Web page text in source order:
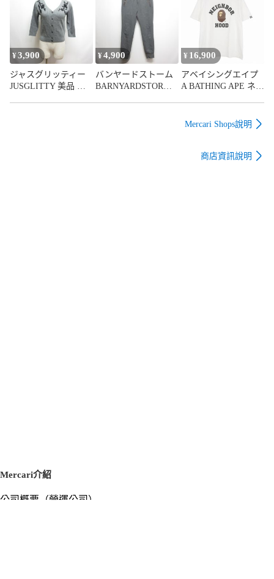
ジッパーフライ バッ
クゴム
ーフライ バックゴム
ーフライ バックゴム
¥3,900
ジャスグリッティー
JUSGLITTY 美品 ビ
¥4,900
バンヤードストーム
BARNYARDSTORM
¥ 16,900
アベイシングエイプ
A BATHING APE ネイ
シャツ カットソー 半
Mercari Shops說明
商店資訊說明
Mercari介紹
公司概要（營運公司）